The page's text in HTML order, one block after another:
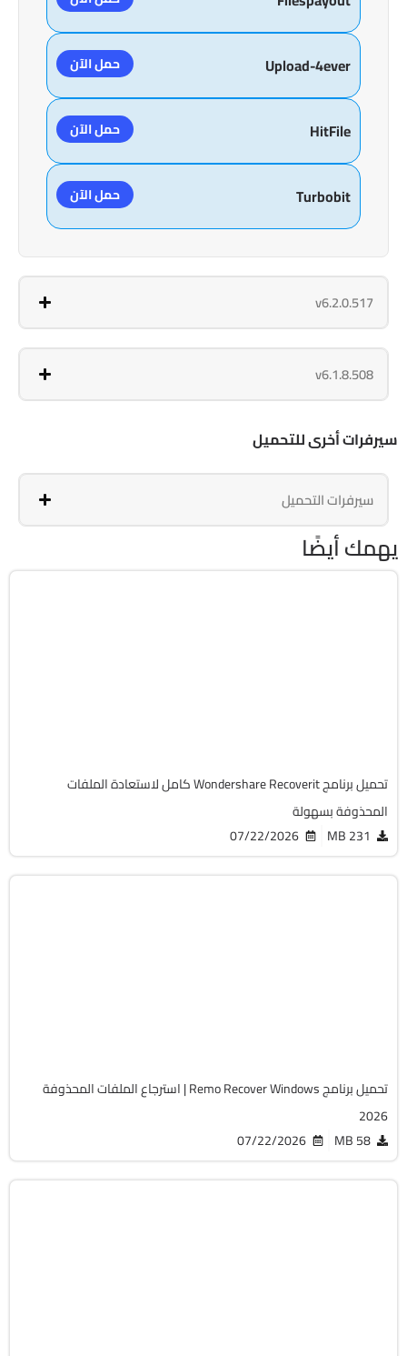
Upload-4ever حمل الآن
HitFile حمل الآن
Turbobit حمل الآن
v6.2.0.517
v6.1.8.508
سيرفرات أخرى للتحميل
سيرفرات التحميل
يهمك أيضًا
تحميل برنامج Wondershare Recoverit كامل لاستعادة الملفات
المحذوفة بسهولة
231 MB
07/22/2026
تحميل برنامج Remo Recover Windows | استرجاع الملفات المحذوفة
2026
58 MB
07/22/2026